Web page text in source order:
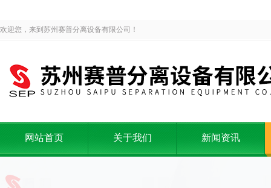
欢迎您，来到苏州赛普分离设备有限公司！
网站首页 关于我们 新闻资讯